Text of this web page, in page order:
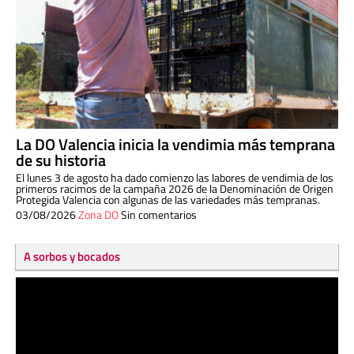
La DO Valencia inicia la vendimia más temprana
de su historia
El lunes 3 de agosto ha dado comienzo las labores de vendimia de los
primeros racimos de la campaña 2026 de la Denominación de Origen
Protegida Valencia con algunas de las variedades más tempranas.
03/08/2026Zona DOSin comentarios
A sorbos y bocados